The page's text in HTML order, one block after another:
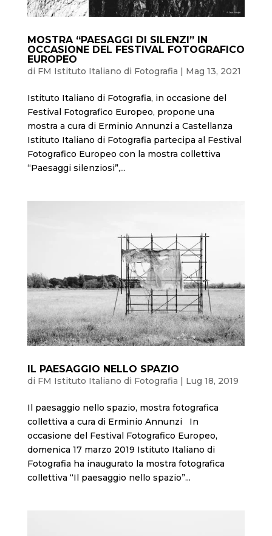
MOSTRA “PAESAGGI DI SILENZI” IN
OCCASIONE DEL FESTIVAL FOTOGRAFICO
EUROPEO
di FM Istituto Italiano di Fotografia | Mag 13, 2021
Istituto Italiano di Fotografia, in occasione del
Festival Fotografico Europeo, propone una
mostra a cura di Erminio Annunzi a Castellanza
Istituto Italiano di Fotografia partecipa al Festival
Fotografico Europeo con la mostra collettiva
“Paesaggi silenziosi”,...
IL PAESAGGIO NELLO SPAZIO
di FM Istituto Italiano di Fotografia | Lug 18, 2019
Il paesaggio nello spazio, mostra fotografica
collettiva a cura di Erminio Annunzi In
occasione del Festival Fotografico Europeo,
domenica 17 marzo 2019 Istituto Italiano di
Fotografia ha inaugurato la mostra fotografica
collettiva “Il paesaggio nello spazio”...